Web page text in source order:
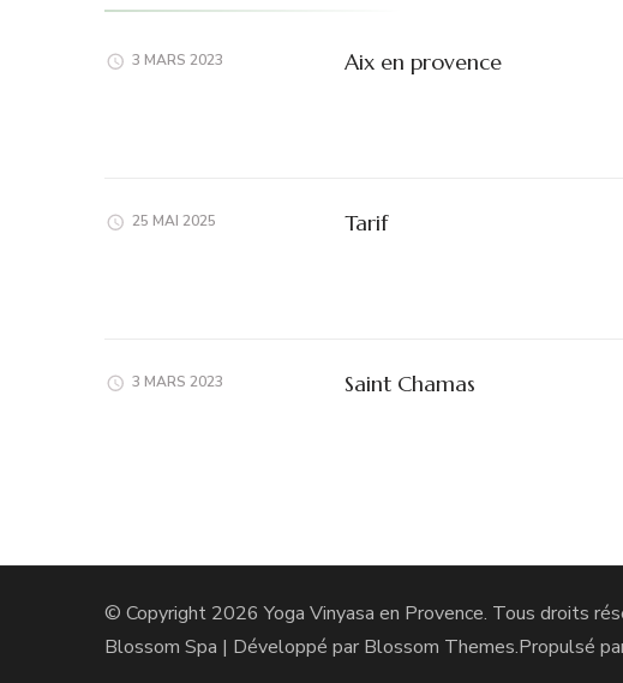
3 MARS 2023 Aix en provence
25 MAI 2025 Tarif
3 MARS 2023 Saint Chamas
© Copyright 2026Yoga Vinyasa en Provence. Tous droits
Blossom Spa | Développé par Blossom Themes.Propulsé